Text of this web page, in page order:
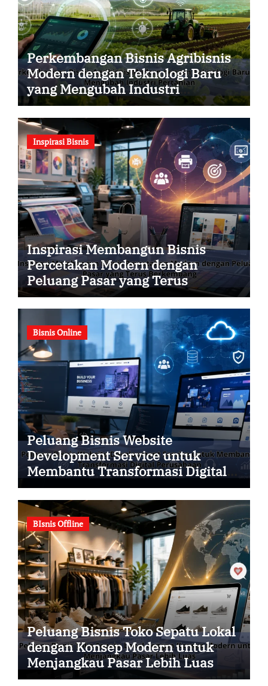
Perkembangan Bisnis Agribisnis
Modern dengan Teknologi Baru
yang Mengubah Industri
Pertanian
Inspirasi Bisnis
Inspirasi Membangun Bisnis
Percetakan Modern dengan
Peluang Pasar yang Terus
Berkembang
Bisnis Online
Peluang Bisnis Website
Development Service untuk
Membantu Transformasi Digital
Perusahaan
BIsnis Offline
Peluang Bisnis Toko Sepatu Lokal
dengan Konsep Modern untuk
Menjangkau Pasar Lebih Luas